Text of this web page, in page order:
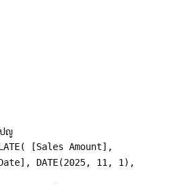
ญ
[Sales Amount],
DATE(2025, 11, 1),